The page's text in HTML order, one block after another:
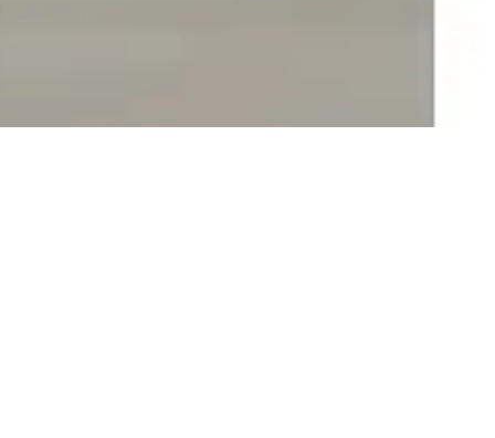
hakkında detaylar burada.
uzun ömürlü saat aksesuarlarıdır.